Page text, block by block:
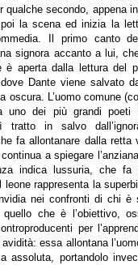
qualche secondo, appena
la scena ed inizia la
Il primo canto
signora accanto a lui,
aperta dalla lettura del
Dante viene salvato
oscura. L’uomo comune
uno dei più grandi poeti
in salvo
fa allontanare dalla retta
a spiegare
indica lussuria, che fa
leone rappresenta la
nei confronti di chi
che è l’obiettivo,
per
essa allontana
assoluta, portandolo